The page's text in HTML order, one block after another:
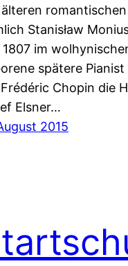
Stanisław
1807 im
spätere
Chopin die
Elsner…
2015